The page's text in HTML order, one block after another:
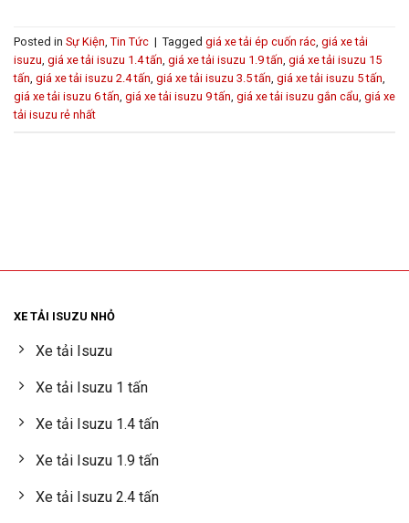
Posted in Sự Kiện, Tin Tức | Tagged giá xe tải ép cuốn rác, giá xe tải
isuzu, giá xe tải isuzu 1.4 tấn, giá xe tải isuzu 1.9 tấn, giá xe tải isuzu 15
tấn, giá xe tải isuzu 2.4 tấn, giá xe tải isuzu 3.5 tấn, giá xe tải isuzu 5 tấn,
giá xe tải isuzu 6 tấn, giá xe tải isuzu 9 tấn, giá xe tải isuzu gắn cẩu, giá xe
tải isuzu rẻ nhất
XE TẢI ISUZU NHỎ
Xe tải Isuzu
Xe tải Isuzu 1 tấn
Xe tải Isuzu 1.4 tấn
Xe tải Isuzu 1.9 tấn
Xe tải Isuzu 2.4 tấn